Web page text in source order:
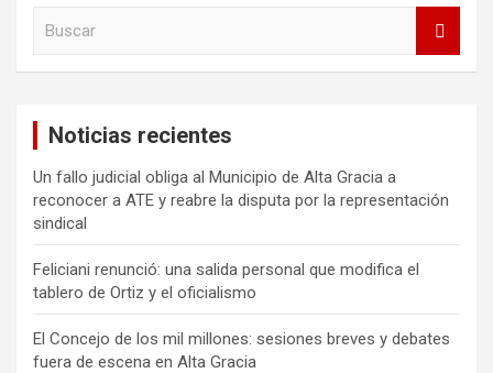
Noticias recientes
Un fallo judicial obliga al Municipio de Alta Gracia a
reconocer a ATE y reabre la disputa por la representación
sindical
Feliciani renunció: una salida personal que modifica el
tablero de Ortiz y el oficialismo
El Concejo de los mil millones: sesiones breves y debates
fuera de escena en Alta Gracia